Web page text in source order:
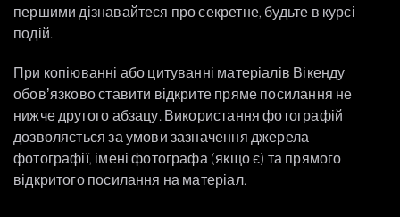
першими дізнавайтеся про секретне, будьте в курсі
подій.
При копіюванні або цитуванні матеріалів Вікенду
обовʼязково ставити відкрите пряме посилання не
нижче другого абзацу. Використання фотографій
дозволяється за умови зазначення джерела
фотографії, імені фотографа (якщо є) та прямого
відкритого посилання на матеріал.